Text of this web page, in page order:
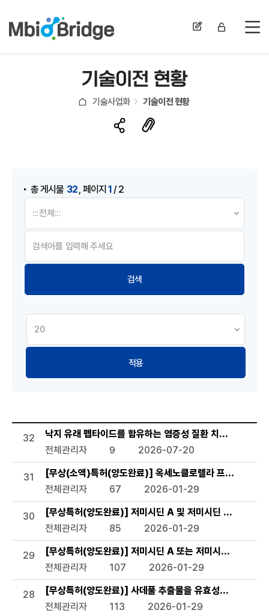
전
기술이전 현황
기술사업화 기술이전 현황
총 게시물 32 ,페이지1/ 2
적용
기술이전 현황 목록으로 번호, 제목, 작성자, 조회수,등록일, 첨
32
낙지 유래 펩타이드를 함유하는 염증성 질환 치료용 약학 조
전체관리자
9 2026-07-20
31
[무상(소액)특허(양도완료)] 옥세노클로렐라 프로토테코
전체관리자
67 2026-01-29
30
[무상특허(양도완료)] 저미시딘 A 및 저미시딘 B를 생산
전체관리자
85 2026-01-29
29
[무상특허(양도완료)] 저미시딘 A 또는 저미시딘 B를 활성
전체관리자
107 2026-01-29
28
[무상특허(양도완료)] 사데풀 추출물을 유효성분으로 함유
전체관리자
113 2026-01-29